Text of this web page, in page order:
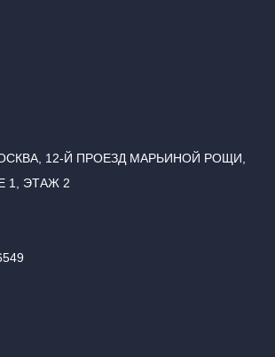
12-Й ПРОЕЗД МАРЬИНОЙ РОЩИ,
1, ЭТАЖ 2